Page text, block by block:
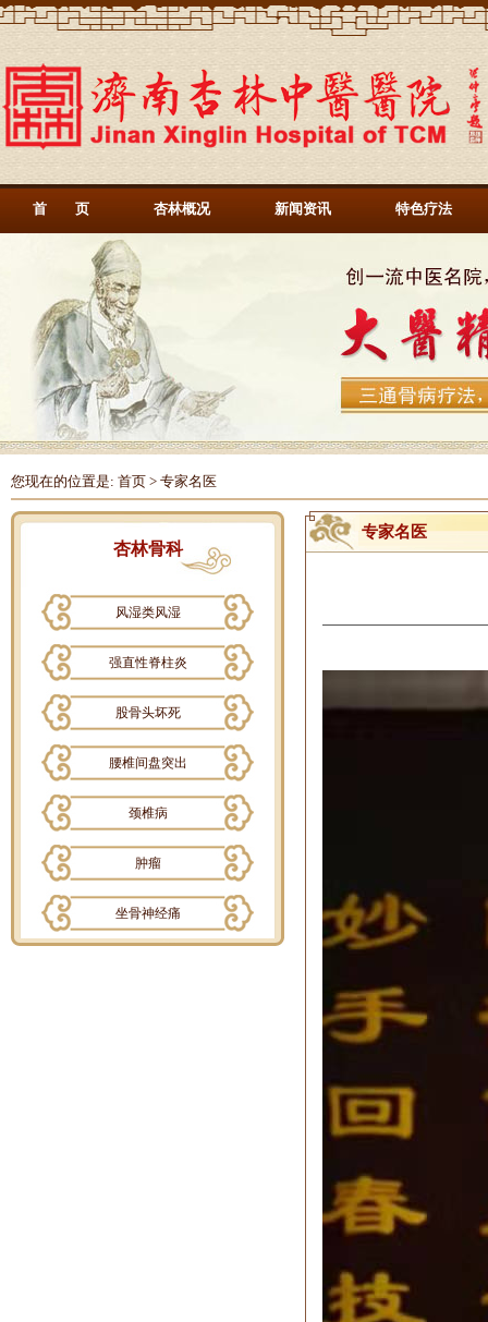
首 页 杏林概况 新闻资讯 特色疗法
您现在的位置是: 首页 > 专家名医
杏林骨科
风湿类风湿
强直性脊柱炎
股骨头坏死
腰椎间盘突出
颈椎病
肿瘤
坐骨神经痛
专家名医